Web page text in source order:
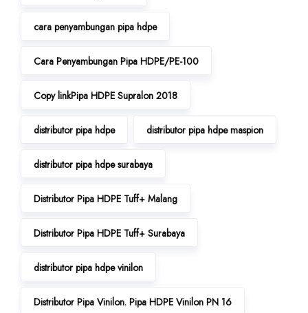
cara penyambungan pipa hdpe
Cara Penyambungan Pipa HDPE/PE-100
Copy linkPipa HDPE Supralon 2018
distributor pipa hdpe distributor pipa hdpe maspion
distributor pipa hdpe surabaya
Distributor Pipa HDPE Tuff+ Malang
Distributor Pipa HDPE Tuff+ Surabaya
distributor pipa hdpe vinilon
Distributor Pipa Vinilon. Pipa HDPE Vinilon PN 16